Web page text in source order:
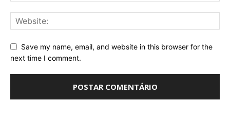
Save my name, email, and website in this browser for the
next time I comment.